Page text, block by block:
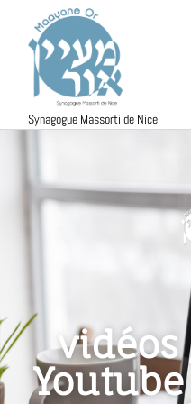
Synagogue Massorti de Nice
vidéos